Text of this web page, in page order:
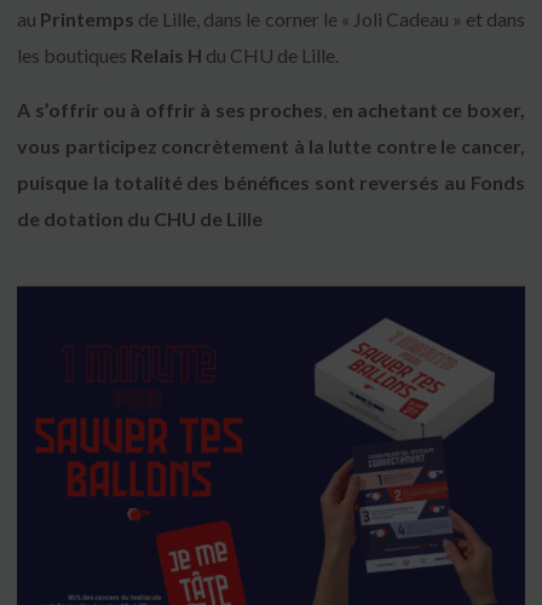
au Printemps de Lille, dans le corner le « Joli Cadeau » et dans
les boutiques Relais H du CHU de Lille.
A s’offrir ou à offrir à ses proches, en achetant ce boxer,
vous participez concrètement à la lutte contre le cancer,
puisque la totalité des bénéfices sont reversés au Fonds
de dotation du CHU de Lille